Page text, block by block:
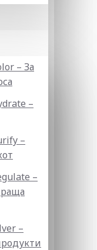
– За
–
–
–
–